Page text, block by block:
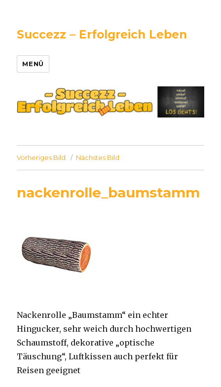
Succezz – Erfolgreich Leben
MENÜ
Vorheriges Bild Nächstes Bild
nackenrolle_baumstamm
Nackenrolle „Baumstamm“ ein echter
Hingucker, sehr weich durch hochwertigen
Schaumstoff, dekorative „optische
Täuschung“, Luftkissen auch perfekt für
Reisen geeignet